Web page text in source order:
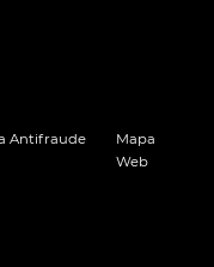
Antifraude
Mapa
Web